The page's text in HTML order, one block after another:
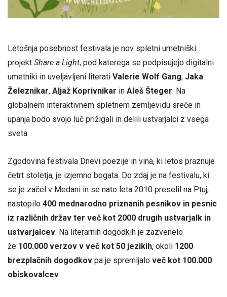
Letošnja posebnost festivala je nov spletni umetniški
projekt Share a Light, pod katerega se podpisujejo digitalni
umetniki in uveljavljeni literati Valerie Wolf Gang, Jaka
Železnikar, Aljaž Koprivnikar in Aleš Šteger. Na
globalnem interaktivnem spletnem zemljevidu sreče in
upanja bodo svojo luč prižigali in delili ustvarjalci z vsega
sveta.
Zgodovina festivala Dnevi poezije in vina, ki letos praznuje
četrt stoletja, je izjemno bogata. Do zdaj je na festivalu, ki
se je začel v Medani in se nato leta 2010 preselil na Ptuj,
nastopilo 400 mednarodno priznanih pesnikov in pesnic
iz različnih držav ter več kot 2000 drugih ustvarjalk in
ustvarjalcev. Na literarnih dogodkih je zazvenelo
že 100.000 verzov v več kot 50 jezikih, okoli 1200
brezplačnih dogodkov pa je spremljalo več kot 100.000
obiskovalcev.